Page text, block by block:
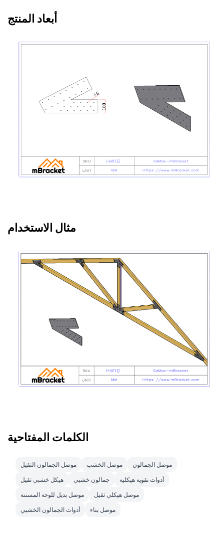
أبعاد المنتج
مثال الاستخدام
الكلمات المفتاحية
موصل الجمالون الثقيل موصل الخشب
موصل الجمالون
هيكل خشبي ثقيل
جمالون خشبي
أدوات تقوية هيكلية
موصل بديل للوحة المسننة
موصل هيكلي ثقيل
أدوات الجمالون الخشبي
موصل بناء